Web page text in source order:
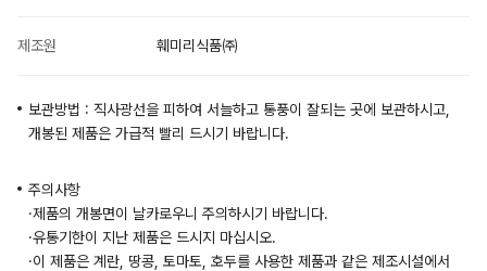
제조원 훼미리식품㈜
보관방법 : 직사광선을 피하여 서늘하고 통풍이 잘되는 곳에 보관하시고,
개봉된 제품은 가급적 빨리 드시기 바랍니다.
주의사항
·제품의 개봉면이 날카로우니 주의하시기 바랍니다.
·유통기한이 지난 제품은 드시지 마십시오.
·이 제품은 계란, 땅콩, 토마토, 호두를 사용한 제품과 같은 제조시설에서